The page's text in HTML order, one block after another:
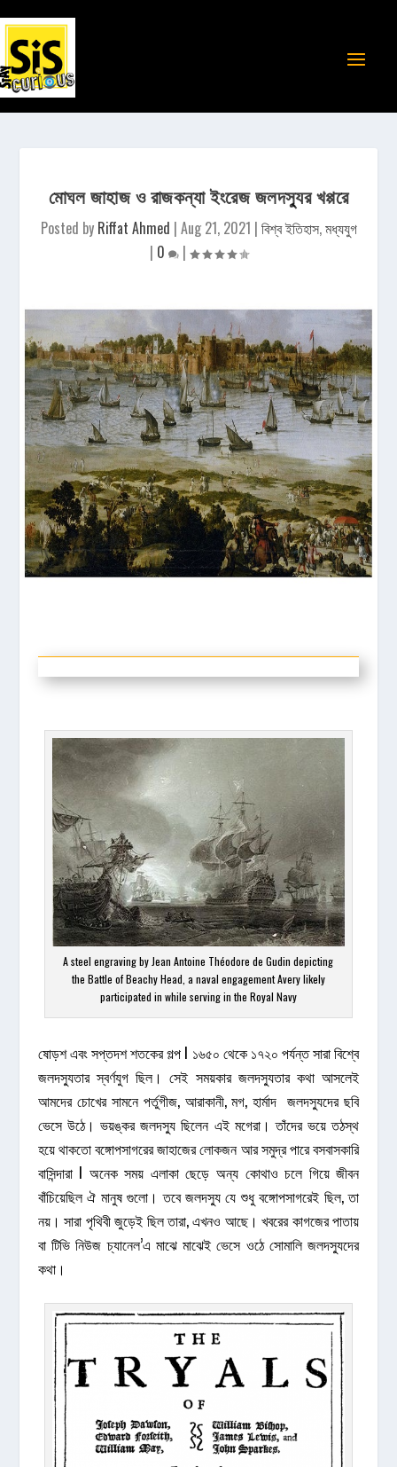
মোঘল জাহাজ ও রাজকন্যা ইংরেজ জলদস্যুর খপ্পরে
Posted by Riffat Ahmed | Aug 21, 2021 | বিশ্ব ইতিহাস,মধ্যযুগ
| 0 |
A steel engraving by Jean Antoine Théodore de Gudin depicting
the Battle of Beachy Head, a naval engagement Avery likely
participated in while serving in the Royal Navy
ষোড়শ এবং সপ্তদশ শতকের গল্প l ১৬৫০ থেকে ১৭২০ পর্যন্ত সারা বিশ্বে
জলদস্যুতার স্বর্ণযুগ ছিল। সেই সময়কার জলদস্যুতার কথা আসলেই
আমদের চোখের সামনে পর্তুগীজ, আরাকানী, মগ, হার্মাদ জলদস্যুদের ছবি
ভেসে উঠে। ভয়ঙ্কর জলদস্যু ছিলেন এই মগেরা। তাঁদের ভয়ে তঠস্থ
হয়ে থাকতো বঙ্গোপসাগরের জাহাজের লোকজন আর সমুদ্র পারে বসবাসকারি
বাসিন্দারা l অনেক সময় এলাকা ছেড়ে অন্য কোথাও চলে গিয়ে জীবন
বাঁচিয়েছিল ঐ মানুষ গুলো। তবে জলদস্যু যে শুধু বঙ্গোপসাগরেই ছিল, তা
নয়। সারা পৃথিবী জুড়েই ছিল তারা, এখনও আছে। খবরের কাগজের পাতায়
বা টিভি নিউজ চ্যানেল’এ মাঝে মাঝেই ভেসে ওঠে সোমালি জলদস্যুদের
কথা।